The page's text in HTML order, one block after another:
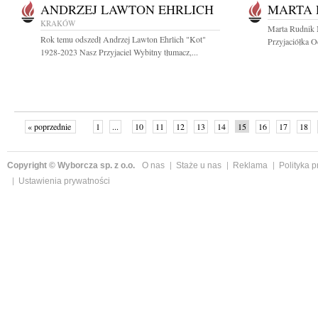
ANDRZEJ LAWTON EHRLICH
KRAKÓW
Rok temu odszedł Andrzej Lawton Ehrlich "Kot"
1928-2023 Nasz Przyjaciel Wybitny tłumacz,...
MARTA
Marta Rudnik
Przyjaciółka
« poprzednie 1 ... 10 11 12 13 14 15 16 17
18
Copyright © Wyborcza sp. z o.o. O nas Staże u nas Reklama
Polityka
Ustawienia prywatności